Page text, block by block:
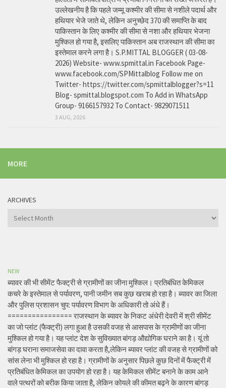
उल्लेखनीय है कि पहले जम्मू कश्मीर की सीमा से नशीले पदार्थ और
हथियार भेजे जाते थे, लेकिन अनुच्छेद 370 की समाप्ति के बाद
पाकिस्तान के लिए कश्मीर की सीमा से नशा और हथियार भेजना
मुश्किल हो गया है, इसलिए पाकिस्तान अब राजस्थान की सीमा का
इस्तेमाल करने लगा है। S.P.MITTAL BLOGGER ( 03-08-
2026) Website- www.spmittal.in Facebook Page-
www.facebook.com/SPMittalblog Follow me on
Twitter- https://twitter.com/spmittalblogger?s=11
Blog- spmittal.blogspot.com To Add in WhatsApp
Group- 9166157932 To Contact- 9829071511
3 AUG, 2026
MORE
ARCHIVES
Archives
NEW
ब्यावर की भी सीमेंट फैक्ट्री से ग्रामीणों का जीना मुश्किल। प्रतिबंधित केमिकल
कचरे के इस्तेमाल से पर्यावरण, पानी जमीन सब कुछ खराब हो रहा है। ब्यावर का जिला
और पुलिस प्रशासन चुप: पर्यावरण विभाग के अधिकारी तो अंधे हैं।
================ राजस्थान के ब्यावर के निकट अंधेरी देवरी में श्री सीमेंट
का जो प्लांट (फैक्ट्री) लगा हुआ है उसकी वजह से आसपास के ग्रामीणों का जीना
मुश्किल हो गया है। यह प्लांट देश के सुविख्यात बांगड़ औद्योगिक घराने का है। यूं तो
बांगड़ घराना समाजसेवा का दावा करता है,लेकिन ब्यावर प्लांट की वजह से ग्रामीणों को
सांस लेना भी मुश्किल हो रहा है। ग्रामीणों के अनुसार पिछले कुछ दिनों में फैक्ट्री में
प्रतिबंधित केमिकल का उपयोग हो रहा है। यह केमिकल सीमेंट बनाने के काम आने
वाले पत्थरों को बरीक किया जाता है, लेकिन कोयले की कीमत बढ़ने के कारण बांगड़